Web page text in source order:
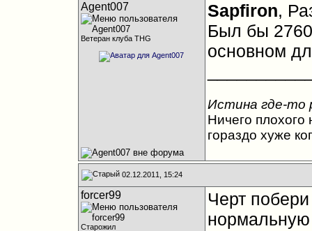
Agent007
Ветеран клуба THG
Sapfiron,
Был бы
основном
Истина где-то
Ничего плохого
гораздо хуже
02.12.2011, 15:24
forcer99
Старожил
Черт